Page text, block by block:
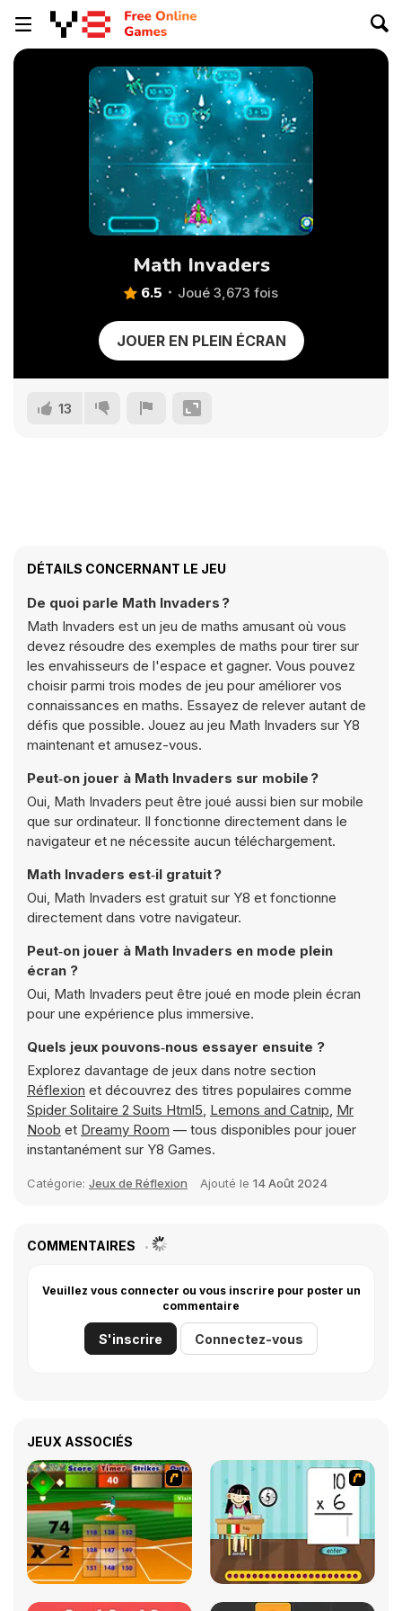
Math Invaders
6.5 Joué 3,673 fois
JOUER EN PLEIN ÉCRAN
13
DÉTAILS CONCERNANT LE JEU
De quoi parle Math Invaders ?
Math Invaders est un jeu de maths amusant où vous
devez résoudre des exemples de maths pour tirer sur
les envahisseurs de l'espace et gagner. Vous pouvez
choisir parmi trois modes de jeu pour améliorer vos
connaissances en maths. Essayez de relever autant de
défis que possible. Jouez au jeu Math Invaders sur Y8
maintenant et amusez-vous.
Peut‑on jouer à Math Invaders sur mobile ?
Oui, Math Invaders peut être joué aussi bien sur mobile
que sur ordinateur. Il fonctionne directement dans le
navigateur et ne nécessite aucun téléchargement.
Math Invaders est‑il gratuit ?
Oui, Math Invaders est gratuit sur Y8 et fonctionne
directement dans votre navigateur.
Peut‑on jouer à Math Invaders en mode plein
écran ?
Oui, Math Invaders peut être joué en mode plein écran
pour une expérience plus immersive.
Quels jeux pouvons‑nous essayer ensuite ?
Explorez davantage de jeux dans notre section
Réflexion et découvrez des titres populaires comme
Spider Solitaire 2 Suits Html5, Lemons and Catnip, Mr
Noob et Dreamy Room — tous disponibles pour jouer
instantanément sur Y8 Games.
Catégorie: Jeux de Réflexion Ajouté le 14 Août 2024
COMMENTAIRES
Veuillez vous connecter ou vous inscrire pour poster un
commentaire
S'inscrire Connectez-vous
JEUX ASSOCIÉS